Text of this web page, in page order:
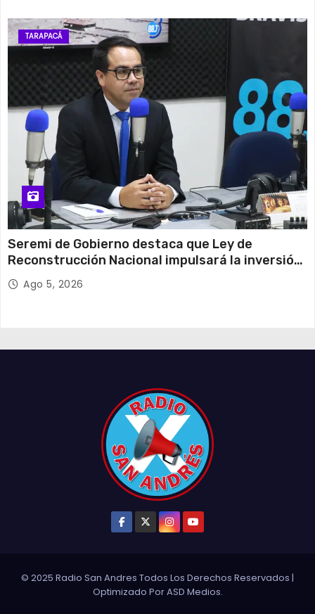
TARAPACÁ
Seremi de Gobierno destaca que Ley de
Reconstrucción Nacional impulsará la inversión
y el empleo en Tarapacá
Ago 5, 2026
© 2025 Radio San Andres Todos Los Derechos Reservados |
Optimizado PorASD Medios.